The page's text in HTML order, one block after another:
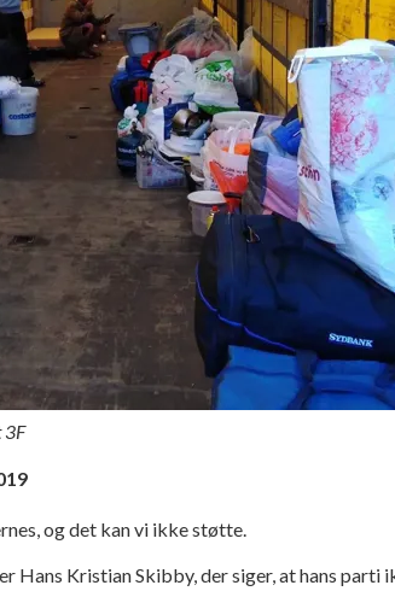
3F
og det kan vi ikke støtte.
Hans Kristian Skibby, der siger, at hans